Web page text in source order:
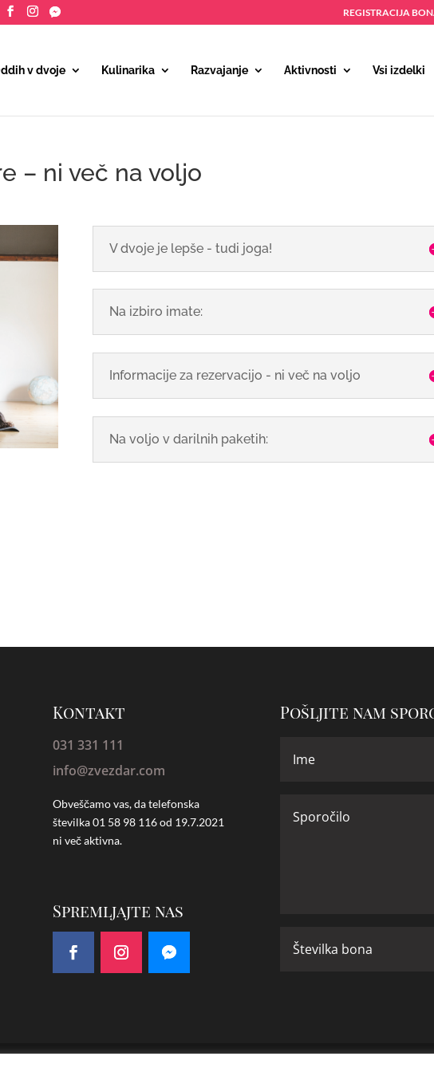
REGISTRACIJA
v dvoje Kulinarika Razvajanje Aktivnosti Vsi izdelki
– ni več na voljo
V dvoje je lepše - tudi joga!
Na izbiro imate:
Informacije za rezervacijo - ni več na voljo
Na voljo v darilnih paketih:
Kontakt
031 331 111
info@zvezdar.com
Obveščamo vas, da telefonska
številka01 58 98 116 od 19.7.2021
ni več aktivna.
Spremljajte nas
Pošljite nam